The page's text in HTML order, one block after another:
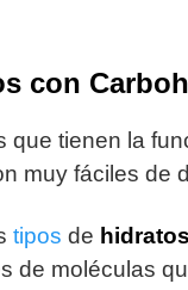
con
que tienen la
muy fáciles de
tipos de
de moléculas